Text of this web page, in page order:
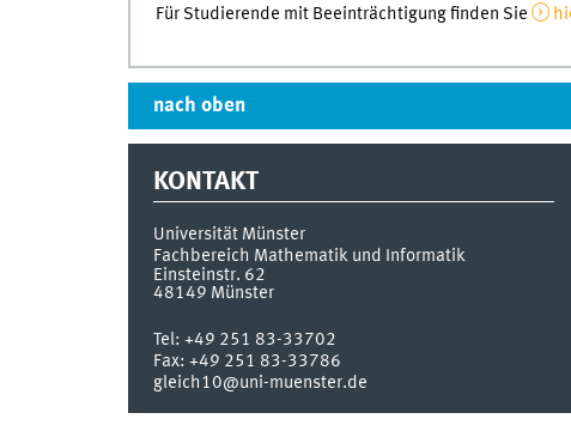
Für Studierende mit Beeinträchtigung finden Sie
nach oben
KONTAKT
Universität Münster
Fachbereich Mathematik und Informatik
Einsteinstr. 62
48149 Münster
Tel: +49 251 83-33702
Fax: +49 251 83-33786
gleich10@uni-muenster.de